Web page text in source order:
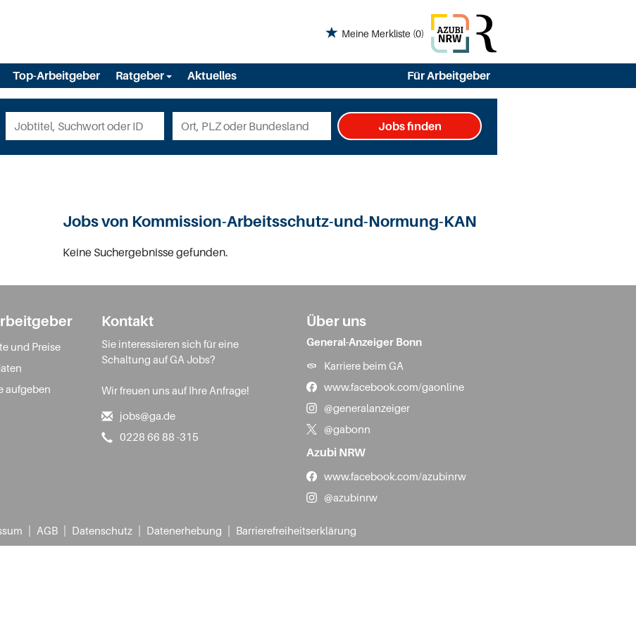
Meine Merkliste (0)
Top-Arbeitgeber Ratgeber Aktuelles Für Arbeitgeber
Jobs finden
Jobs von Kommission-Arbeitsschutz-und-Normung-KAN
Keine Suchergebnisse gefunden.
und Preise
aufgeben
Kontakt
Sie interessieren sich für eine
Schaltung auf GA Jobs?
Wir freuen uns auf Ihre Anfrage!
jobs@ga.de
0228 66 88 -315
Über uns
General-Anzeiger Bonn
Karriere beim GA
www.facebook.com/gaonline
@generalanzeiger
@gabonn
Azubi NRW
www.facebook.com/azubinrw
@azubinrw
AGB Datenschutz Datenerhebung Barrierefreiheitserklärung